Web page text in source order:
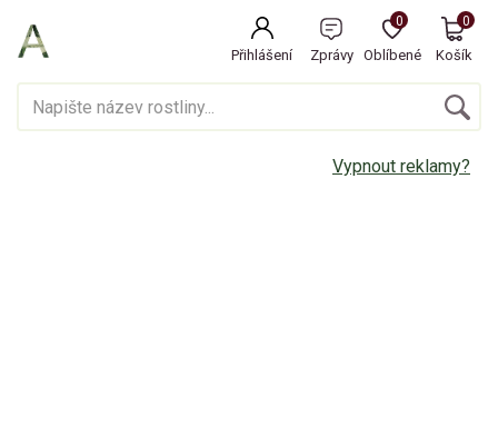
Přihlášení Zprávy Oblíbené
0
Košík
0
Vypnout reklamy?